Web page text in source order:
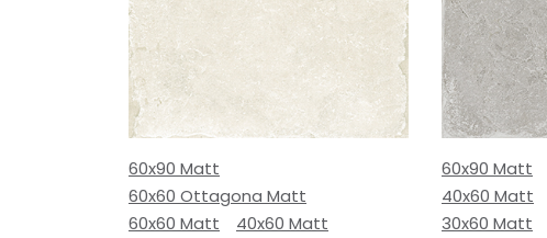
60x90 Matt
60x60 Ottagona Matt
60x60 Matt
40x60 Matt
60x90 Matt
40x60 Matt
30x60 Matt